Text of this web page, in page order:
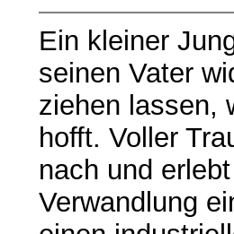
Ein kleiner
seinen Vater
ziehen lassen,
hofft. Voller
nach und
Verwandlung